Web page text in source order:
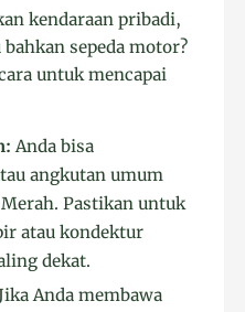
kendaraan pribadi,
sepeda motor?
untuk mencapai
Anda bisa
angkutan umum
Pastikan untuk
atau kondektur
dekat.
Anda membawa